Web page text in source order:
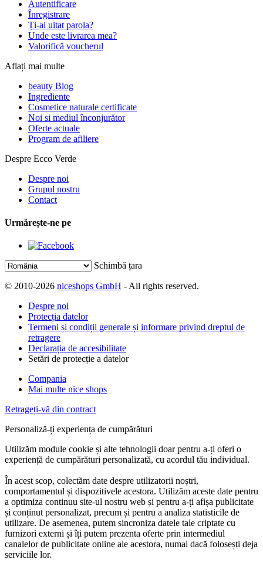
Autentificare
Înregistrare
Ți-ai uitat parola?
Unde este livrarea mea?
Valorifică voucherul
Aflați mai multe
beauty Blog
Ingrediente
Cosmetice naturale certificate
Noi si mediul înconjurător
Oferte actuale
Program de afiliere
Despre Ecco Verde
Despre noi
Grupul nostru
Contact
Urmărește-ne pe
Schimbă țara
© 2010-2026 niceshops GmbH - All rights reserved.
Despre noi
Protecția datelor
Termeni și condiții generale și informare privind dreptul de
retragere
Declarația de accesibilitate
Setări de protecție a datelor
Compania
Mai multe nice shops
Retrageți-vă din contract
Personaliză-ți experiența de cumpărături
Utilizăm module cookie și alte tehnologii doar pentru a-ți oferi o
experiență de cumpărături personalizată, cu acordul tău individual.
În acest scop, colectăm date despre utilizatorii noștri,
comportamentul și dispozitivele acestora. Utilizăm aceste date pentru
a optimiza continuu site-ul nostru web și pentru a-ți afișa publicitate
și conținut personalizat, precum și pentru a analiza statisticile de
utilizare. De asemenea, putem sincroniza datele tale criptate cu
furnizori externi și îți putem prezenta oferte prin intermediul
canalelor de publicitate online ale acestora, numai dacă folosești deja
serviciile lor.